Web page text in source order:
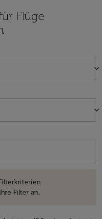
Flüge
keyboard_arrow_down
keyboard_arrow_down
Filter an.